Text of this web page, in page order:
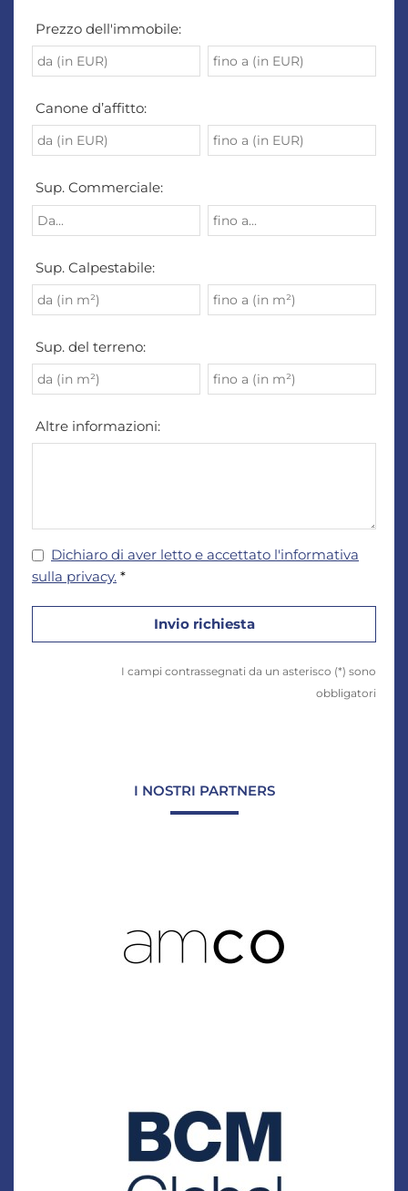
Prezzo dell'immobile:
Canone d’affitto:
Sup. Commerciale:
Sup. Calpestabile:
Sup. del terreno:
Altre informazioni:
Dichiaro di aver letto e accettato l'informativa
sulla privacy. *
I campi contrassegnati da un asterisco (*) sono
obbligatori
I NOSTRI PARTNERS